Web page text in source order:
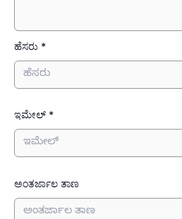
ಹೆಸರು *
ಇಮೇಲ್ *
ಅಂತರ್ಜಾಲ ತಾಣ